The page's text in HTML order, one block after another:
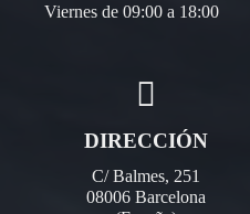
Viernes de 09:00 a 18:00
DIRECCIÓN
C/ Balmes, 251
08006 Barcelona